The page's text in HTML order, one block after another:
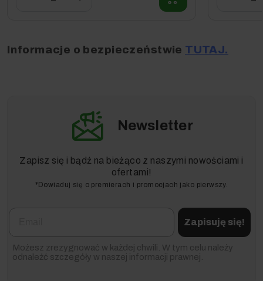
Informacje o bezpieczeństwie TUTAJ.
Newsletter
Zapisz się i bądź na bieżąco z naszymi nowościami i
ofertami!
*Dowiaduj się o premierach i promocjach jako pierwszy.
Zapisuję się!
Możesz zrezygnować w każdej chwili. W tym celu należy
odnaleźć szczegóły w naszej informacji prawnej.